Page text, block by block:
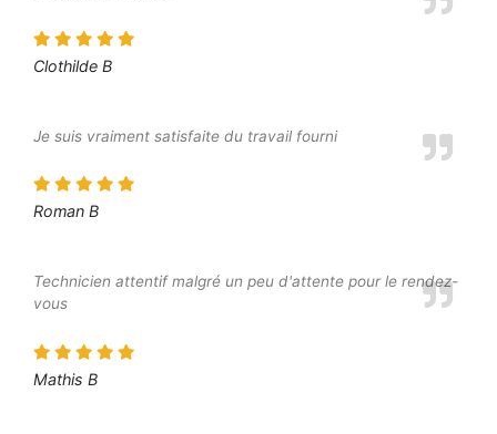
Clothilde B
Je suis vraiment satisfaite du travail fourni
Roman B
Technicien attentif malgré un peu d'attente pour le rendez-
vous
Mathis B